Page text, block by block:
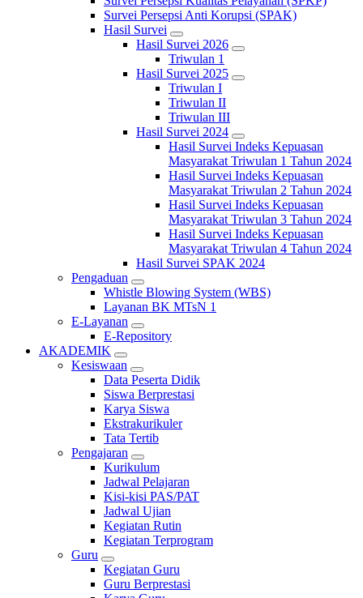
Survei Persepsi Anti Korupsi (SPAK)
Hasil Survei
Hasil Survei 2026
Triwulan 1
Hasil Survei 2025
Triwulan I
Triwulan II
Triwulan III
Hasil Survei 2024
Hasil Survei Indeks Kepuasan
Masyarakat Triwulan 1 Tahun 2024
Hasil Survei Indeks Kepuasan
Masyarakat Triwulan 2 Tahun 2024
Hasil Survei Indeks Kepuasan
Masyarakat Triwulan 3 Tahun 2024
Hasil Survei Indeks Kepuasan
Masyarakat Triwulan 4 Tahun 2024
Hasil Survei SPAK 2024
Pengaduan
Whistle Blowing System (WBS)
Layanan BK MTsN 1
E-Layanan
E-Repository
AKADEMIK
Kesiswaan
Data Peserta Didik
Siswa Berprestasi
Karya Siswa
Ekstrakurikuler
Tata Tertib
Pengajaran
Kurikulum
Jadwal Pelajaran
Kisi-kisi PAS/PAT
Jadwal Ujian
Kegiatan Rutin
Kegiatan Terprogram
Guru
Kegiatan Guru
Guru Berprestasi